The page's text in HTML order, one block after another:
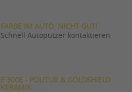
FARBE IM AUTO: NICHT GUT!
Schnell Autoputzer kontaktieren
E 300E - POLITUR & GOLDSHIELD
KERAMIK